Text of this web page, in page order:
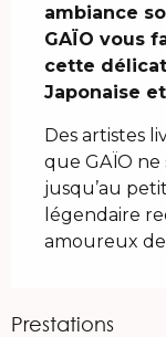
ambiance
GAÏO vous
cette
Japonaise
Des artistes
que GAÏO
jusqu’au
légendaire
amoureux
Prestations